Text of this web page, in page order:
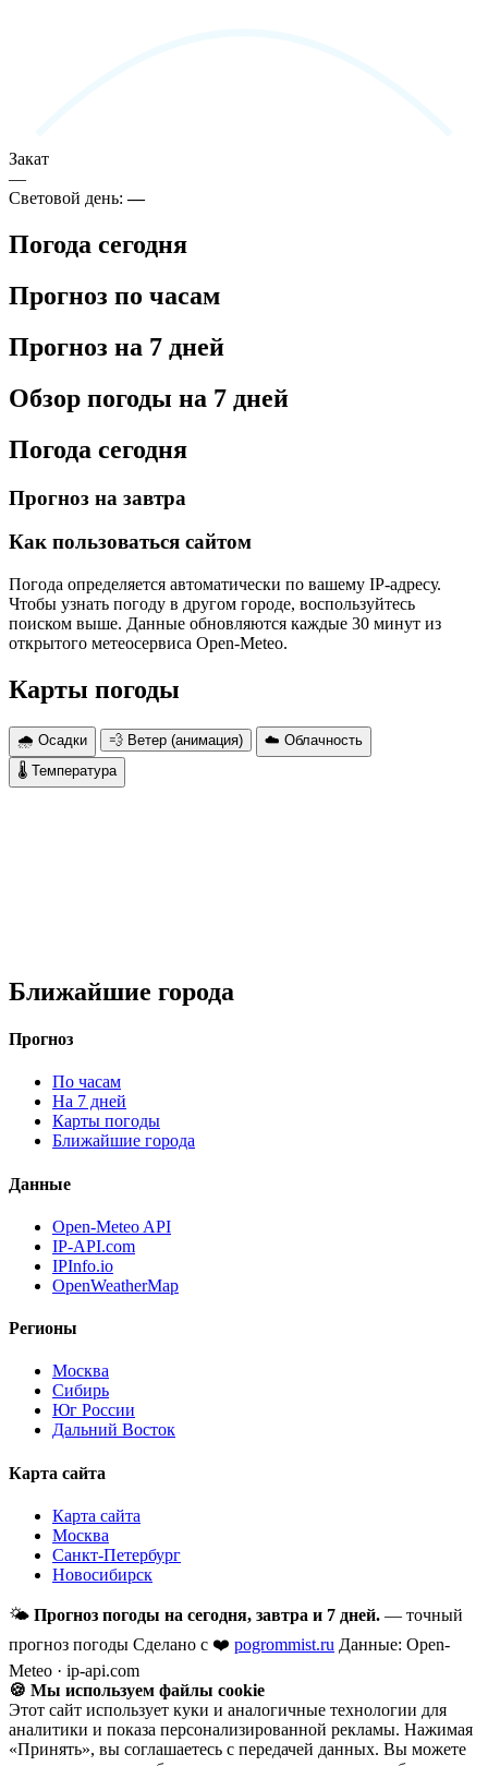
Закат
—
Световой день:—
Погода сегодня
Прогноз по часам
Прогноз на 7 дней
Обзор погоды на 7 дней
Погода сегодня
Прогноз на завтра
Как пользоваться сайтом
Погода определяется автоматически по вашему IP-адресу.
Чтобы узнать погоду в другом городе, воспользуйтесь
поиском выше. Данные обновляются каждые 30 минут из
открытого метеосервиса Open-Meteo.
Карты погоды
🌧 Осадки 💨 Ветер (анимация)
☁️ Облачность
🌡 Температура
Ближайшие города
Прогноз
По часам
На 7 дней
Карты погоды
Ближайшие города
Данные
Open-Meteo API
IP-API.com
IPInfo.io
OpenWeatherMap
Регионы
Москва
Сибирь
Юг России
Дальний Восток
Карта сайта
Карта сайта
Москва
Санкт-Петербург
Новосибирск
🌤 Прогноз погоды на сегодня, завтра и 7 дней. — точный
прогноз погоды Сделано с ❤️ pogrommist.ru Данные: Open-
Meteo · ip-api.com
🍪 Мы используем файлы cookie
Этот сайт использует куки и аналогичные технологии для
аналитики и показа персонализированной рекламы. Нажимая
«Принять», вы соглашаетесь с передачей данных. Вы можете